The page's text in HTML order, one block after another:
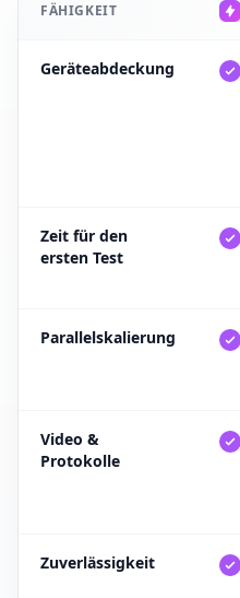
FÄHIGKEIT
Geräteabdeckung
Zeit für den
ersten Test
Parallelskalierung
Video &
Protokolle
Zuverlässigkeit